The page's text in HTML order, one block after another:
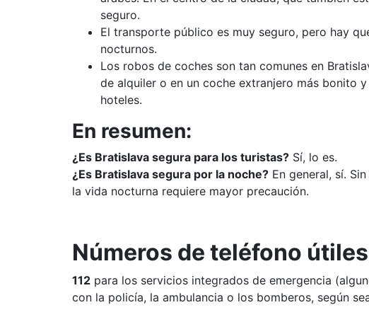
seguro.
El transporte público es muy seguro, pero hay
nocturnos.
Los robos de coches son tan comunes en
de alquiler o en un coche extranjero más bonito
hoteles.
En resumen:
¿Es Bratislava segura para los turistas? Sí, lo es.
¿Es Bratislava segura por la noche? En general, sí.
la vida nocturna requiere mayor precaución.
Números de teléfono
112 para los servicios integrados de emergencia
con la policía, la ambulancia o los bomberos, según